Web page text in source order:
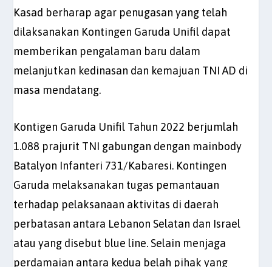
Kasad berharap agar penugasan yang telah
dilaksanakan Kontingen Garuda Unifil dapat
memberikan pengalaman baru dalam
melanjutkan kedinasan dan kemajuan TNI AD di
masa mendatang.
Kontigen Garuda Unifil Tahun 2022 berjumlah
1.088 prajurit TNI gabungan dengan mainbody
Batalyon Infanteri 731/Kabaresi. Kontingen
Garuda melaksanakan tugas pemantauan
terhadap pelaksanaan aktivitas di daerah
perbatasan antara Lebanon Selatan dan Israel
atau yang disebut blue line. Selain menjaga
perdamaian antara kedua belah pihak yang